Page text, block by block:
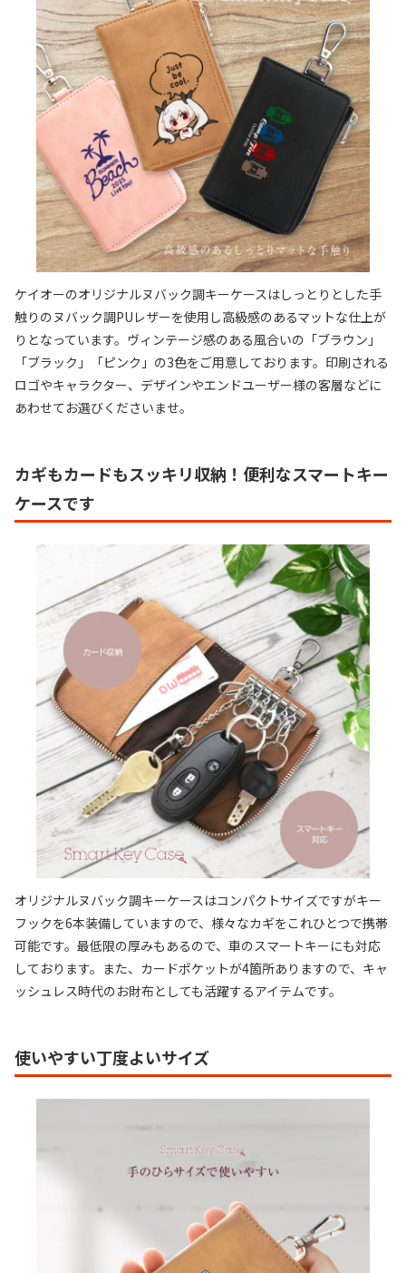
ケイオーのオリジナルヌバック調キーケースはしっとりとした手
触りのヌバック調PUレザーを使用し高級感のあるマットな仕上が
りとなっています。ヴィンテージ感のある風合いの「ブラウン」
「ブラック」「ピンク」の3色をご用意しております。印刷される
ロゴやキャラクター、デザインやエンドユーザー様の客層などに
あわせてお選びくださいませ。
カギもカードもスッキリ収納！便利なスマートキー
ケースです
オリジナルヌバック調キーケースはコンパクトサイズですがキー
フックを6本装備していますので、様々なカギをこれひとつで携帯
可能です。最低限の厚みもあるので、車のスマートキーにも対応
しております。また、カードポケットが4箇所ありますので、キャ
ッシュレス時代のお財布としても活躍するアイテムです。
使いやすい丁度よいサイズ